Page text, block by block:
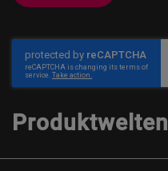
Produktwelten